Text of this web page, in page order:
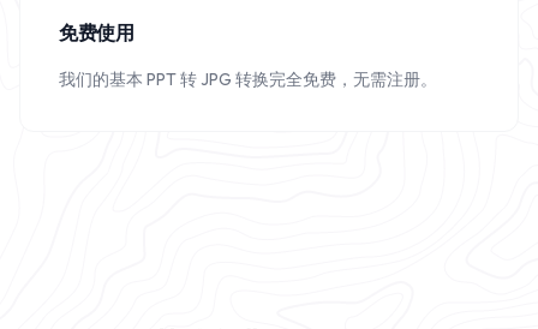
免费使用
我们的基本 PPT 转 JPG 转换完全免费，无需注册。